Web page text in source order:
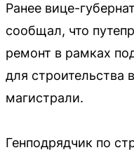
Ранее вице-
сообщал, что
ремонт в рамках
для строительства
магистрали.
Генподрядчик по